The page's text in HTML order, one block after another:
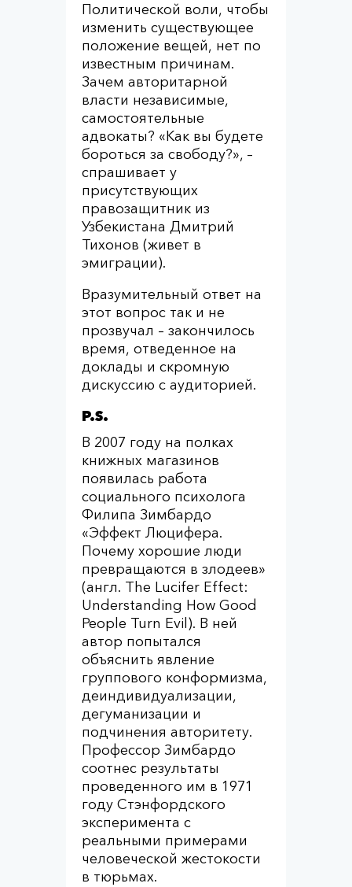
Политической воли, чтобы
изменить существующее
положение вещей, нет по
известным причинам.
Зачем авторитарной
власти независимые,
самостоятельные
адвокаты? «Как вы будете
бороться за свободу?», –
спрашивает у
присутствующих
правозащитник из
Узбекистана Дмитрий
Тихонов (живет в
эмиграции).
Вразумительный ответ на
этот вопрос так и не
прозвучал – закончилось
время, отведенное на
доклады и скромную
дискуссию с аудиторией.
P.S.
В 2007 году на полках
книжных магазинов
появилась работа
социального психолога
Филипа Зимбардо
«Эффект Люцифера.
Почему хорошие люди
превращаются в злодеев»
(англ. The Lucifer Effect:
Understanding How Good
People Turn Evil). В ней
автор попытался
объяснить явление
группового конформизма,
деиндивидуализации,
дегуманизации и
подчинения авторитету.
Профессор Зимбардо
соотнес результаты
проведенного им в 1971
году Стэнфордского
эксперимента с
реальными примерами
человеческой жестокости
в тюрьмах.